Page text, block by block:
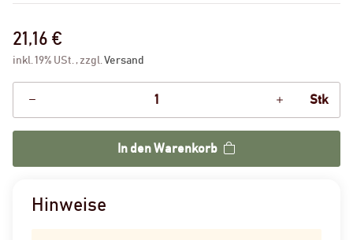
21,16 €
inkl. 19% USt. , zzgl.Versand
Stk
In den Warenkorb
Hinweise